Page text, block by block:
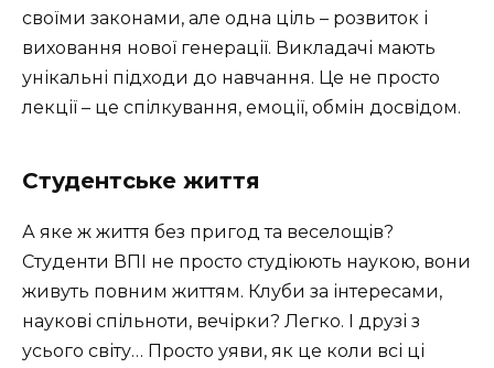
своїми законами, але одна ціль – розвиток і
виховання нової генерації. Викладачі мають
унікальні підходи до навчання. Це не просто
лекції – це спілкування, емоції, обмін досвідом.
Студентське життя
А яке ж життя без пригод та веселощів?
Студенти ВПІ не просто студіюють наукою, вони
живуть повним життям. Клуби за інтересами,
наукові спільноти, вечірки? Легко. І друзі з
усього світу… Просто уяви, як це коли всі ці